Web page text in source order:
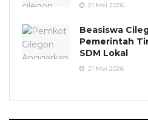
21 Mei 2026
Beasiswa
Pemerintah
SDM Lokal
21 Mei 2026